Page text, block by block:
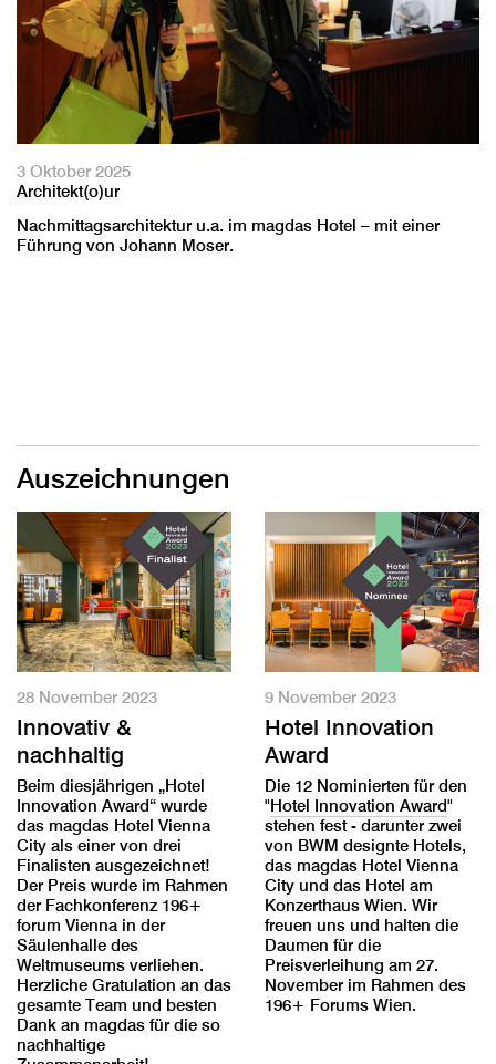
3 Oktober 2025
Architekt(o)ur
Nachmittagsarchitektur u.a. im magdas Hotel – mit einer
Führung von Johann Moser.
Auszeichnungen
28 November 2023
Innovativ &
nachhaltig
Beim diesjährigen „Hotel
Innovation Award“ wurde
das magdas Hotel Vienna
City als einer von drei
Finalisten ausgezeichnet!
Der Preis wurde im Rahmen
der Fachkonferenz 196+
forum Vienna in der
Säulenhalle des
Weltmuseums verliehen.
Herzliche Gratulation an das
gesamte Team und besten
Dank an magdas für die so
nachhaltige
9 November 2023
Hotel Innovation
Award
Die 12 Nominierten für den
"Hotel Innovation Award"
stehen fest - darunter zwei
von BWM designte Hotels,
das magdas Hotel Vienna
City und das Hotel am
Konzerthaus Wien. Wir
freuen uns und halten die
Daumen für die
Preisverleihung am 27.
November im Rahmen des
196+ Forums Wien.